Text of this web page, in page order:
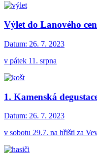
Výlet do Lanového
Datum: 26. 7. 2023
v pátek 11. srpna
1. Kamenská
Datum: 26. 7. 2023
v sobotu 29.7. na hřišti za